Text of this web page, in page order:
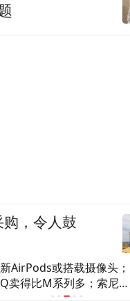
AirPods或搭载摄像头；
卖得比M系列多；索尼影
蛛侠票房突破10亿美元 |
购，令人鼓